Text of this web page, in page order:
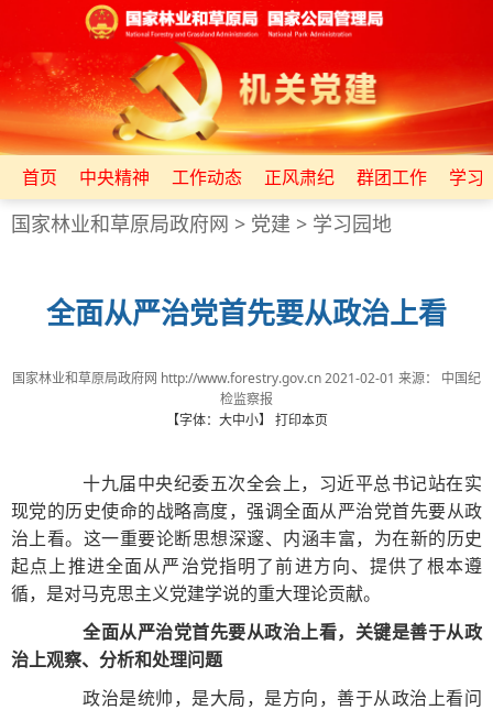
首页 中央精神 工作动态 正风肃纪 群团工作 学习
国家林业和草原局政府网 > 党建 > 学习园地
全面从严治党首先要从政治上看
国家林业和草原局政府网 http://www.forestry.gov.cn2021-02-01 来源： 中国纪
检监察报
【字体： 大中小】 打印本页
十九届中央纪委五次全会上，习近平总书记站在实
现党的历史使命的战略高度，强调全面从严治党首先要从政
治上看。这一重要论断思想深邃、内涵丰富，为在新的历史
起点上推进全面从严治党指明了前进方向、提供了根本遵
循，是对马克思主义党建学说的重大理论贡献。
全面从严治党首先要从政治上看，关键是善于从政
治上观察、分析和处理问题
政治是统帅，是大局，是方向，善于从政治上看问